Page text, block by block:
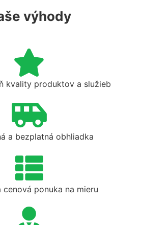
výhody
kvality produktov a služieb
a bezplatná obhliadka
cenová ponuka na mieru